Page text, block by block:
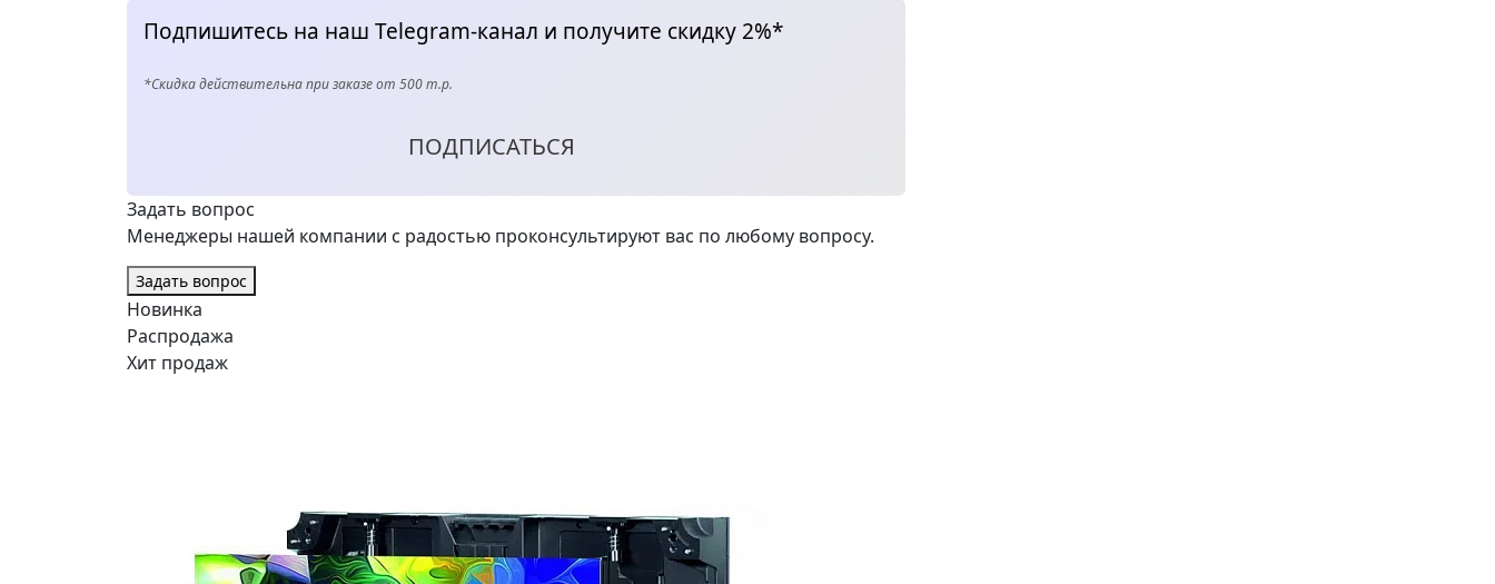
Подпишитесь на наш Telegram-канал и получите скидку 2%*
*Скидка действительна при заказе от 500 т.р.
ПОДПИСАТЬСЯ
Задать вопрос
Менеджеры нашей компании с радостью проконсультируют вас по любому вопросу.
Задать вопрос
Новинка
Распродажа
Хит продаж